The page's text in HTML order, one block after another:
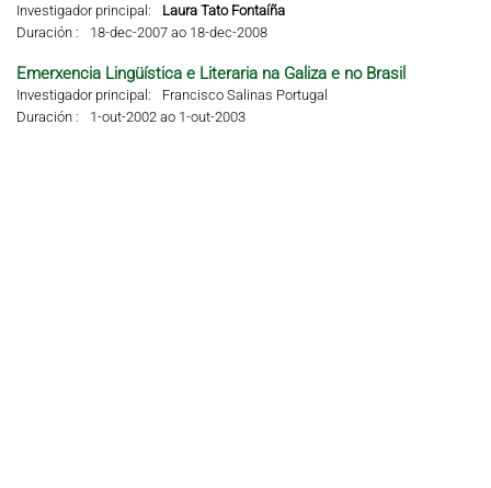
Investigador principal:
Laura Tato Fontaíña
Duración :
18-dec-2007 ao 18-dec-2008
Emerxencia Lingüística e Literaria na Galiza e no Brasil
Investigador principal:
Francisco Salinas Portugal
Duración :
1-out-2002 ao 1-out-2003